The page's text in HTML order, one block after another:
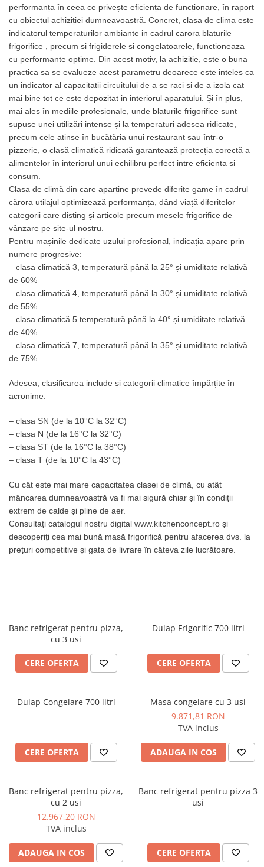
performanța în ceea ce privește eficiența de funcționare, în raport
cu obiectul achiziției dumneavoastră. Concret, clasa de clima este
indicatorul temperaturilor ambiante in cadrul carora blaturile
frigorifice , precum si frigiderele si congelatoarele, functioneaza
cu performante optime. Din acest motiv, la achizitie, este o buna
practica sa se evalueze acest parametru deoarece este inteles ca
un indicator al capacitatii circuitului de a se raci si de a izola cat
mai bine tot ce este depozitat in interiorul aparatului. Și în plus,
mai ales în mediile profesionale, unde blaturile frigorifice sunt
supuse unei utilizări intense și la temperaturi adesea ridicate,
precum cele atinse în bucătăria unui restaurant sau într-o
pizzerie, o clasă climatică ridicată garantează protecția corectă a
alimentelor în interiorul unui echilibru perfect intre eficienta si
consum.
Clasa de climă din care aparține prevede diferite game în cadrul
cărora utilajul optimizează performanța, dând viață diferitelor
categorii care disting și articole precum mesele frigorifice de
vânzare pe site-ul nostru.
Pentru mașinile dedicate uzului profesional, indicația apare prin
numere progresive:
– clasa climatică 3, temperatură până la 25° și umiditate relativă
de 60%
– clasa climatică 4, temperatură până la 30° și umiditate relativă
de 55%
– clasa climatică 5 temperatură până la 40° și umiditate relativă
de 40%
– clasa climatică 7, temperatură până la 35° și umiditate relativă
de 75%
Adesea, clasificarea include și categorii climatice împărțite în
acronime:
– clasa SN (de la 10°C la 32°C)
– clasa N (de la 16°C la 32°C)
– clasa ST (de la 16°C la 38°C)
– clasa T (de la 10°C la 43°C)
Cu cât este mai mare capacitatea clasei de climă, cu atât
mâncarea dumneavoastră va fi mai sigură chiar și în condiții
extrem de calde și pline de aer.
Consultați catalogul nostru digital www.kitchenconcept.ro și
descoperiți cea mai bună masă frigorifică pentru afacerea dvs. la
prețuri competitive și gata de livrare în câteva zile lucrătoare.
Banc refrigerat pentru pizza,
cu 3 usi
CERE OFERTA
Dulap Frigorific 700 litri
CERE OFERTA
Dulap Congelare 700 litri
CERE OFERTA
Masa congelare cu 3 usi
9.871,81 RON
TVA inclus
ADAUGA IN COS
Banc refrigerat pentru pizza,
cu 2 usi
12.967,20 RON
TVA inclus
ADAUGA IN COS
Banc refrigerat pentru pizza 3
usi
CERE OFERTA